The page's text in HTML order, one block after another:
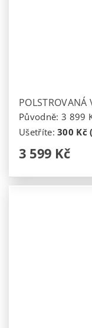
POLSTROVANÁ
Původně: 3 899
Ušetříte:300 Kč
3 599 Kč